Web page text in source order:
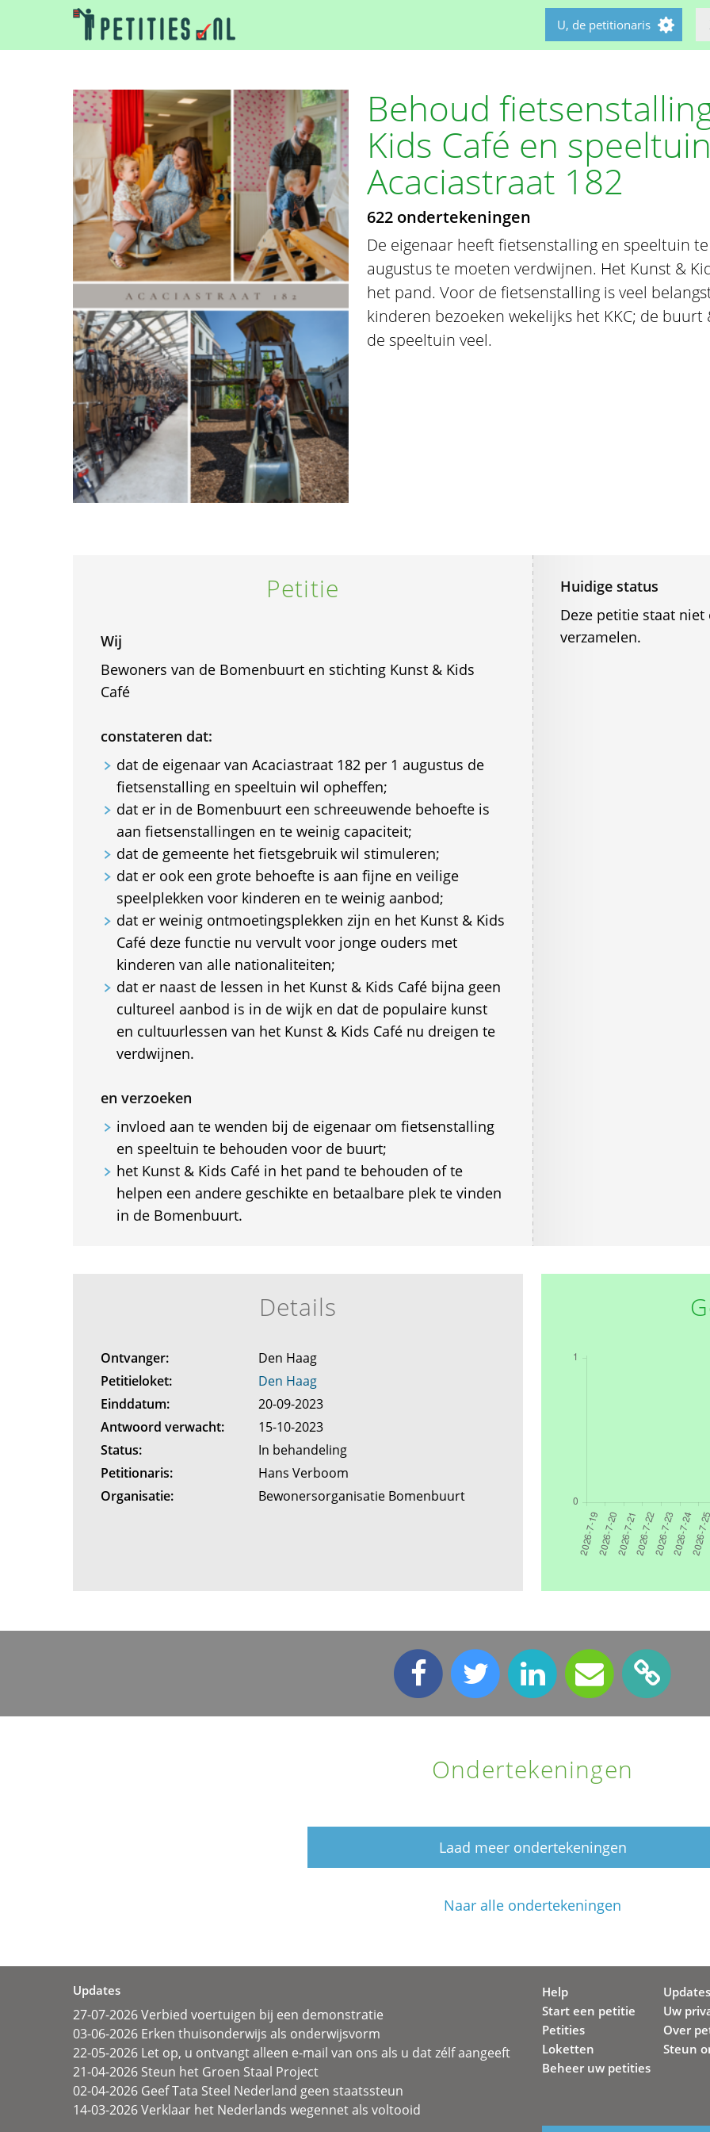
U, de petitionaris
Behoud
Kids Café en
Acaciastraat 182
622 ondertekeningen
De eigenaar heeft fietsenstalling en speeltuin
augustus te moeten verdwijnen. Het Kunst &
het pand. Voor de fietsenstalling is veel
kinderen bezoeken wekelijks het KKC; de
de speeltuin veel.
Petitie
Wij
Bewoners van de Bomenbuurt en stichting Kunst & Kids
Café
constateren dat:
dat de eigenaar van Acaciastraat 182 per 1 augustus de
fietsenstalling en speeltuin wil opheffen;
dat er in de Bomenbuurt een schreeuwende behoefte is
aan fietsenstallingen en te weinig capaciteit;
dat de gemeente het fietsgebruik wil stimuleren;
dat er ook een grote behoefte is aan fijne en veilige
speelplekken voor kinderen en te weinig aanbod;
dat er weinig ontmoetingsplekken zijn en het Kunst & Kids
Café deze functie nu vervult voor jonge ouders met
kinderen van alle nationaliteiten;
dat er naast de lessen in het Kunst & Kids Café bijna geen
cultureel aanbod is in de wijk en dat de populaire kunst
en cultuurlessen van het Kunst & Kids Café nu dreigen te
verdwijnen.
en verzoeken
invloed aan te wenden bij de eigenaar om fietsenstalling
en speeltuin te behouden voor de buurt;
het Kunst & Kids Café in het pand te behouden of te
helpen een andere geschikte en betaalbare plek te vinden
in de Bomenbuurt.
Huidige status
Deze petitie staat
verzamelen.
Details
Ontvanger:
Den Haag
Petitieloket:
Den Haag
Einddatum:
20-09-2023
Antwoord verwacht:
15-10-2023
Status:
In behandeling
Petitionaris:
Hans Verboom
Organisatie:
Bewonersorganisatie Bomenbuurt
Ondertekeningen
Laad meer ondertekeningen
Naar alle ondertekeningen
Updates
27-07-2026 Verbied voertuigen bij een demonstratie
03-06-2026 Erken thuisonderwijs als onderwijsvorm
22-05-2026 Let op, u ontvangt alleen e-mail van ons als u dat zélf aangeeft
21-04-2026 Steun het Groen Staal Project
02-04-2026 Geef Tata Steel Nederland geen staatssteun
14-03-2026 Verklaar het Nederlands wegennet als voltooid
Help
Start een petitie
Petities
Loketten
Beheer uw petities
Updates
Uw
Over
Steun